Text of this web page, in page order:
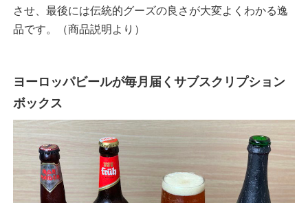
させ、最後には伝統的グーズの良さが大変よくわかる逸
品です。（商品説明より）
ヨーロッパビールが毎月届くサブスクリプション
ボックス